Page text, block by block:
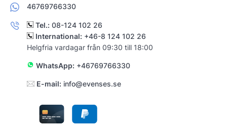
46769766330
Tel.: 08-124 102 26
International: +46-8 124 102 26
Helgfria vardagar från 09:30 till 18:00
WhatsApp: +46769766330
E-mail: info@evenses.se